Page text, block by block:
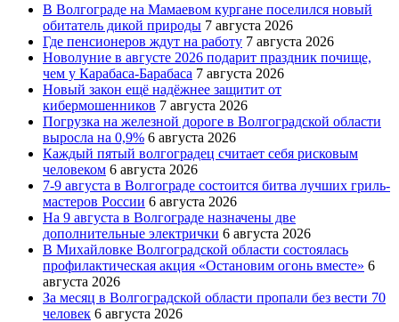
В Волгограде на Мамаевом кургане поселился новый
обитатель дикой природы 7 августа 2026
Где пенсионеров ждут на работу 7 августа 2026
Новолуние в августе 2026 подарит праздник почище,
чем у Карабаса-Барабаса 7 августа 2026
Новый закон ещё надёжнее защитит от
кибермошенников 7 августа 2026
Погрузка на железной дороге в Волгоградской области
выросла на 0,9% 6 августа 2026
Каждый пятый волгоградец считает себя рисковым
человеком 6 августа 2026
7-9 августа в Волгограде состоится битва лучших гриль-
мастеров России 6 августа 2026
На 9 августа в Волгограде назначены две
дополнительные электрички 6 августа 2026
В Михайловке Волгоградской области состоялась
профилактическая акция «Остановим огонь вместе» 6
августа 2026
За месяц в Волгоградской области пропали без вести 70
человек 6 августа 2026